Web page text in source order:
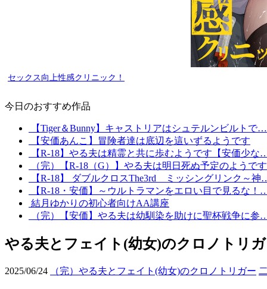
セックス向上性感クリニック！
今日のおすすめ作品
【Tiger＆Bunny】キャストリアはシュテルンビルトで…
【安価あんこ】冒険者達は底辺を這いずるようです
【R-18】やる夫は精霊と共に歩むようです【安価少な
（完）【R-18（G）】やる夫は明日死ぬ予定のようで
【R-18】 ダブルクロスThe3rd ミッシングリンク～神
【R-18・安価】～ウルトラマンをエロい目で見るな！
結月ゆかりの初心者向けAA講座
（完）【安価】やる夫は幼馴染を助けに聖杯戦争に参
やる夫とフェイト(幼女)のクロノトリ
2025/06/24 （完）やる夫とフェイト(幼女)のクロノトリガー